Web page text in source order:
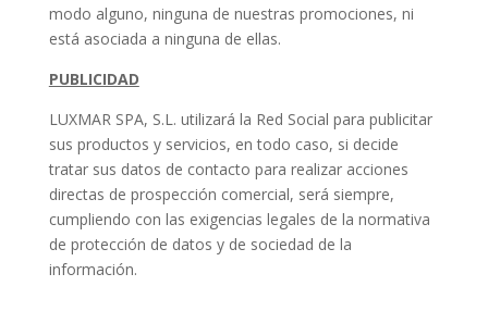
modo alguno, ninguna de nuestras promociones, ni
está asociada a ninguna de ellas.
PUBLICIDAD
LUXMAR SPA, S.L. utilizará la Red Social para publicitar
sus productos y servicios, en todo caso, si decide
tratar sus datos de contacto para realizar acciones
directas de prospección comercial, será siempre,
cumpliendo con las exigencias legales de la normativa
de protección de datos y de sociedad de la
información.